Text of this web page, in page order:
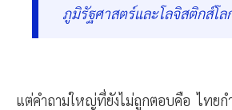
ภูมิรัฐศาสตร์และโลจิสติกส์โล
แต่คำถามใหญ่ที่ยังไม่ถูกตอบคือ ไทยก